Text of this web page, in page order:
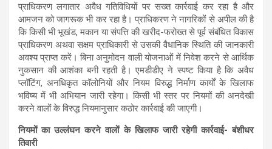
प्राधिकरण लगातार अवैध गतिविधियों पर सख्त कार्रवाई कर रहा है और
आमजन को जागरूक भी कर रहा है। प्राधिकरण ने नागरिकों से अपील की है
कि किसी भी भूखंड, मकान या संपत्ति की खरीद-फरोख्त से पूर्व संबंधित विकास
प्राधिकरण अथवा सक्षम प्राधिकारी से उसकी वैधानिक स्थिति की जानकारी
अवश्य प्राप्त करें। बिना अनुमोदन वाली योजनाओं में निवेश करने से आर्थिक
नुकसान की आशंका बनी रहती है। एमडीडीए ने स्पष्ट किया है कि अवैध
प्लॉटिंग, अनधिकृत कॉलोनियों और नियम विरुद्ध निर्माण कार्यों के खिलाफ
भविष्य में भी अभियान जारी रहेगा। किसी भी स्तर पर नियमों की अनदेखी
करने वालों के विरुद्ध नियमानुसार कठोर कार्रवाई की जाएगी।
नियमों का उल्लंघन करने वालों के खिलाफ जारी रहेगी कार्रवाई- बंशीधर
तिवारी